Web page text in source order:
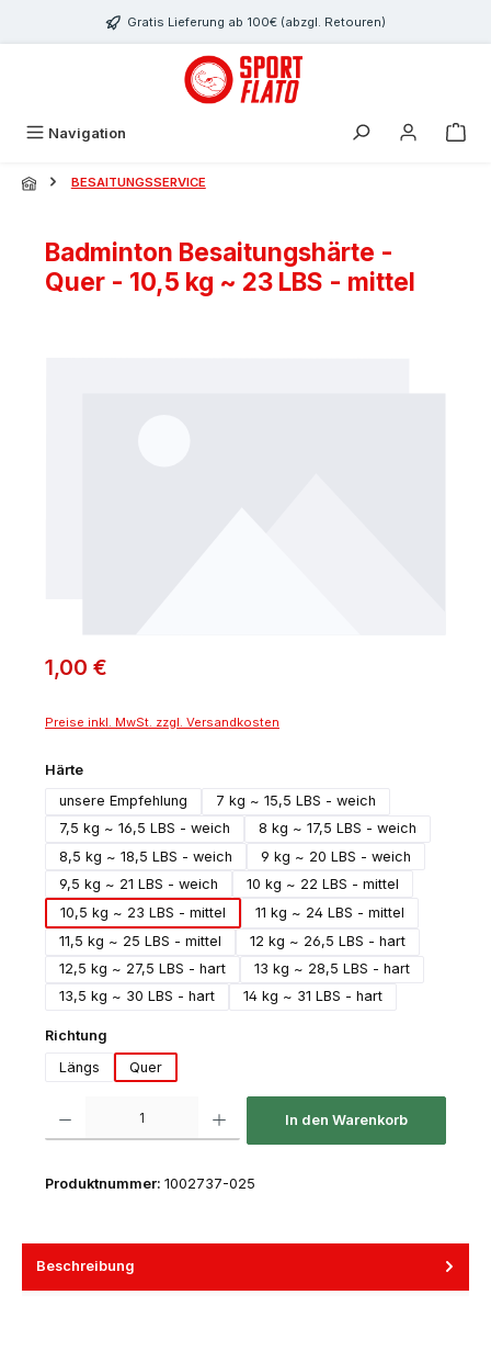
Zum Hauptinhalt springenGratis Lieferung ab 100€ (abzgl. Retouren)
Navigation
BESAITUNGSSERVICE
Badminton Besaitungshärte -
Quer - 10,5 kg ~ 23 LBS - mittel
1,00 €
Preise inkl. MwSt. zzgl. Versandkosten
Härteauswählen
unsere Empfehlung
7 kg ~ 15,5 LBS - weich
7,5 kg ~ 16,5 LBS - weich
8 kg ~ 17,5 LBS - weich
8,5 kg ~ 18,5 LBS - weich
9 kg ~ 20 LBS - weich
9,5 kg ~ 21 LBS - weich
10 kg ~ 22 LBS - mittel
10,5 kg ~ 23 LBS - mittel
11 kg ~ 24 LBS - mittel
11,5 kg ~ 25 LBS - mittel
12 kg ~ 26,5 LBS - hart
12,5 kg ~ 27,5 LBS - hart
13 kg ~ 28,5 LBS - hart
13,5 kg ~ 30 LBS - hart
14 kg ~ 31 LBS - hart
Richtung
Längs
Quer
In den Warenkorb
Produktnummer: 1002737-025
Beschreibung